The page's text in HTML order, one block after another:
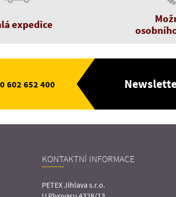
expedice
602 652 400
KONTAKTNÍ INFORMACE
PETEX Jihlava s.r.o.